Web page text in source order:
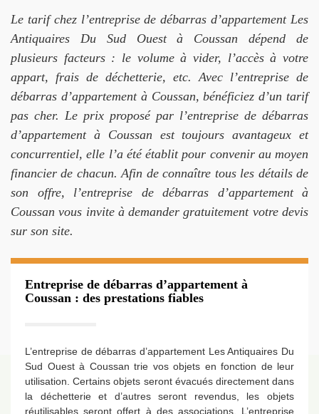
Le tarif chez l’entreprise de débarras d’appartement Les
Antiquaires Du Sud Ouest à Coussan dépend de
plusieurs facteurs : le volume à vider, l’accès à votre
appart, frais de déchetterie, etc. Avec l’entreprise de
débarras d’appartement à Coussan, bénéficiez d’un tarif
pas cher. Le prix proposé par l’entreprise de débarras
d’appartement à Coussan est toujours avantageux et
concurrentiel, elle l’a été établit pour convenir au moyen
financier de chacun. Afin de connaître tous les détails de
son offre, l’entreprise de débarras d’appartement à
Coussan vous invite à demander gratuitement votre devis
sur son site.
Entreprise de débarras d’appartement à
Coussan : des prestations fiables
L’entreprise de débarras d’appartement Les Antiquaires Du
Sud Ouest à Coussan trie vos objets en fonction de leur
utilisation. Certains objets seront évacués directement dans
la déchetterie et d’autres seront revendus, les objets
réutilisables seront offert à des associations. L’entreprise